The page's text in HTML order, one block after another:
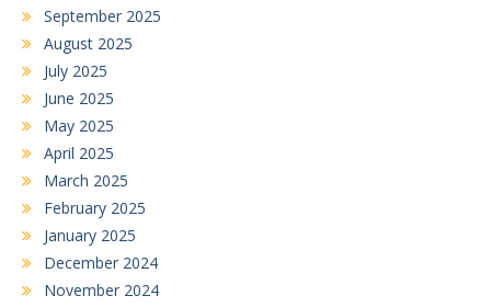
September 2025
August 2025
July 2025
June 2025
May 2025
April 2025
March 2025
February 2025
January 2025
December 2024
November 2024